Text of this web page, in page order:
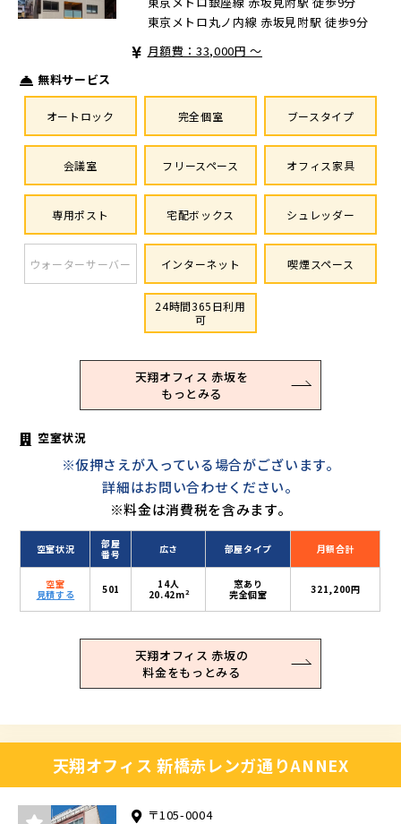
東京メトロ丸ノ内線 赤坂見附駅 徒歩9分
月額費：33,000円 ～
無料サービス
オートロック 完全個室 ブースタイプ
会議室 フリースペース オフィス家具
専用ポスト 宅配ボックス シュレッダー
ウォーターサーバー インターネット 喫煙スペース
24時間365日利用
可
天翔オフィス 赤坂を
もっとみる
空室状況
※仮押さえが入っている場合がございます。
詳細はお問い合わせください。
※料金は消費税を含みます。
空室状況
部屋
番号
広さ 部屋タイプ 月額合計
空室
見積する
501
14人
20.42m2
窓あり
完全個室
321,200円
天翔オフィス 赤坂の
料金をもっとみる
天翔オフィス 新橋赤レンガ通りANNEX
〒105-0004